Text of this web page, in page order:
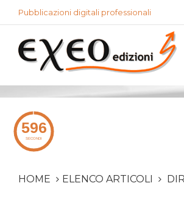
Pubblicazioni digitali professionali
HOME ELENCO ARTICOLI